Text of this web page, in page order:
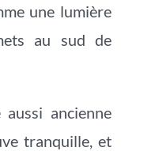
une lumière
au sud de
aussi ancienne
tranquille, et